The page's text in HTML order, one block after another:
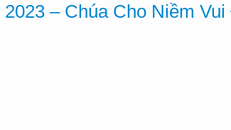
– Chúa Cho Niềm